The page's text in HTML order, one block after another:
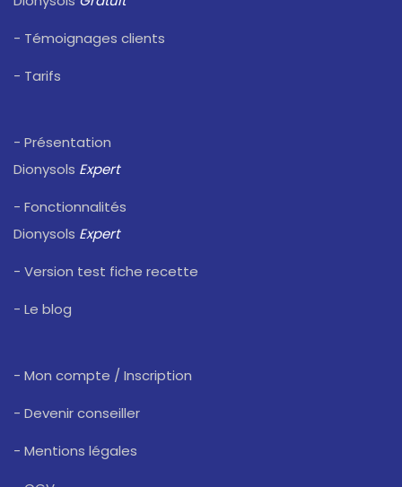
- Témoignages clients
- Tarifs
- Présentation
Dionysols Expert
- Fonctionnalités
Dionysols Expert
- Version test fiche recette
- Le blog
- Mon compte / Inscription
- Devenir conseiller
- Mentions légales